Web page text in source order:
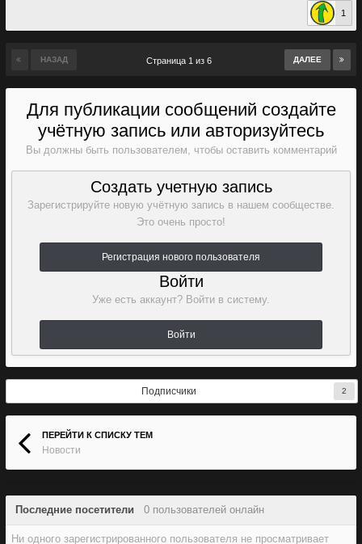
1
НАЗАД ДАЛЕЕ
Страница 1 из 6
Для публикации сообщений создайте
учётную запись или авторизуйтесь
Вы должны быть пользователем, чтобы оставить комментарий
Создать учетную запись
Зарегистрируйте новую учётную запись в нашем сообществе.
Это очень просто!
Регистрация нового пользователя
Войти
Уже есть аккаунт? Войти в систему.
Войти
Подписчики 2
ПЕРЕЙТИ К СПИСКУ ТЕМ
Новости
Последние посетители 0 пользователей онлайн
Ни одного зарегистрированного пользователя не просматривает